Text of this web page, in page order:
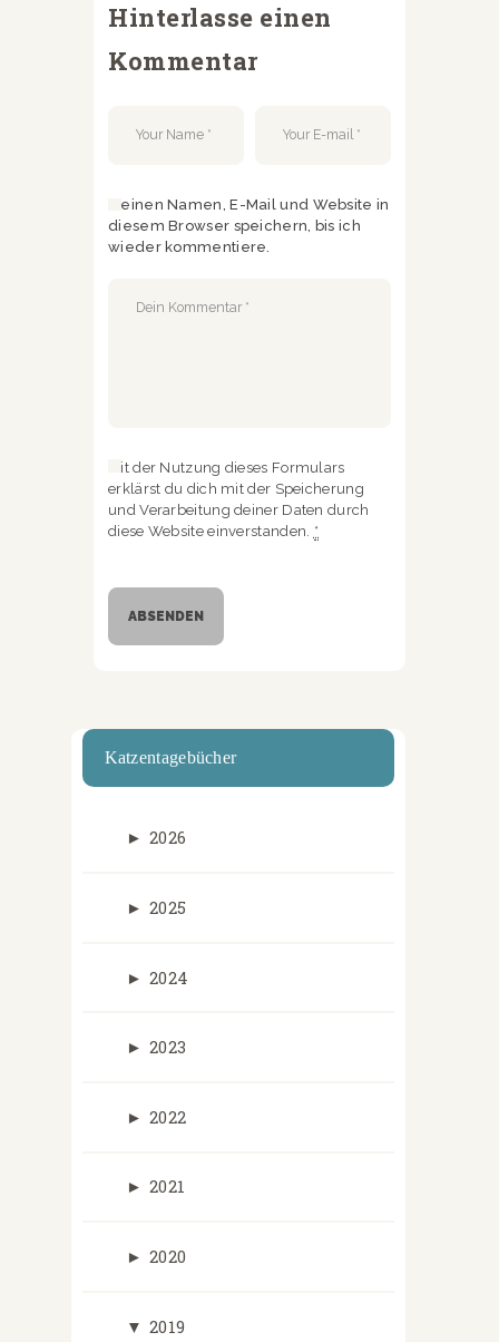
Hinterlasse einen
Kommentar
Meinen Namen, E-Mail und Website in
diesem Browser speichern, bis ich
wieder kommentiere.
Mit der Nutzung dieses Formulars
erklärst du dich mit der Speicherung
und Verarbeitung deiner Daten durch
diese Website einverstanden. *
Katzentagebücher
► 2026
► 2025
► 2024
► 2023
► 2022
► 2021
► 2020
▼ 2019